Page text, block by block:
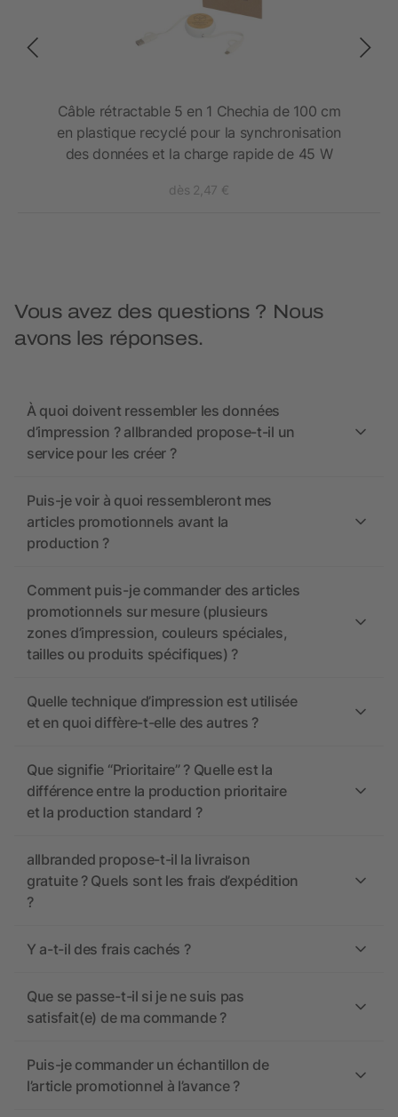
Câble rétractable 5 en 1 Chechia de 100 cm
en plastique recyclé pour la synchronisation
des données et la charge rapide de 45 W
dès 2,47 €
Vous avez des questions ? Nous
avons les réponses.
À quoi doivent ressembler les données
d’impression ? allbranded propose-t-il un
service pour les créer ?
Puis-je voir à quoi ressembleront mes
articles promotionnels avant la
production ?
Comment puis-je commander des articles
promotionnels sur mesure (plusieurs
zones d’impression, couleurs spéciales,
tailles ou produits spécifiques) ?
Quelle technique d’impression est utilisée
et en quoi diffère-t-elle des autres ?
Que signifie “Prioritaire” ? Quelle est la
différence entre la production prioritaire
et la production standard ?
allbranded propose-t-il la livraison
gratuite ? Quels sont les frais d’expédition
?
Y a-t-il des frais cachés ?
Que se passe-t-il si je ne suis pas
satisfait(e) de ma commande ?
Puis-je commander un échantillon de
l’article promotionnel à l’avance ?